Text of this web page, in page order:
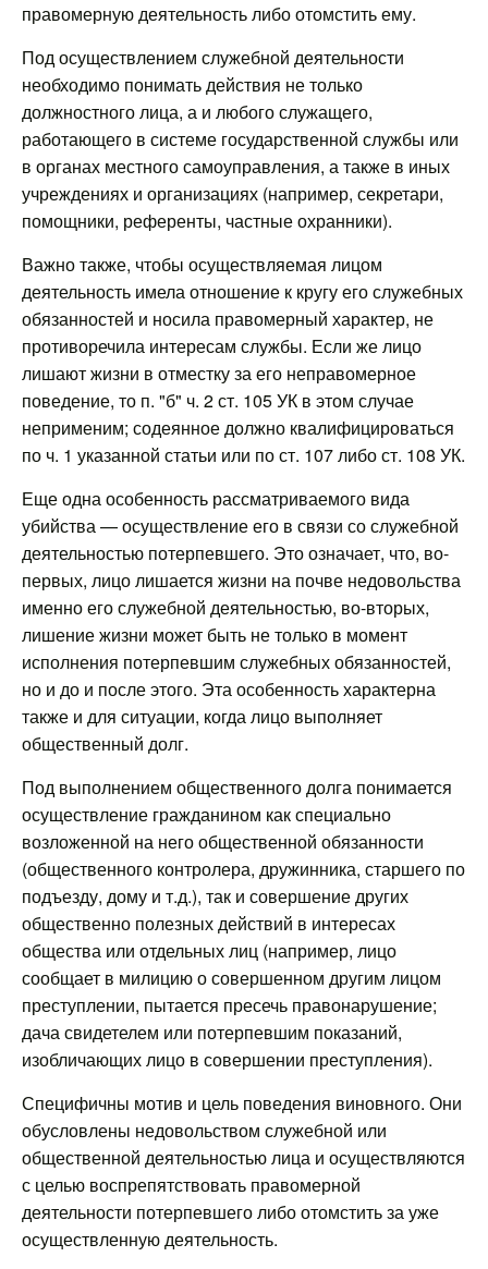
правомерную деятельность либо отомстить ему.
Под осуществлением служебной деятельности
необходимо понимать действия не только
должностного лица, а и любого служащего,
работающего в системе государственной службы или
в органах местного самоуправления, а также в иных
учреждениях и организациях (например, секретари,
помощники, референты, частные охранники).
Важно также, чтобы осуществляемая лицом
деятельность имела отношение к кругу его служебных
обязанностей и носила правомерный характер, не
противоречила интересам службы. Если же лицо
лишают жизни в отместку за его неправомерное
поведение, то п. "б" ч. 2 ст. 105 УК в этом случае
неприменим; содеянное должно квалифицироваться
по ч. 1 указанной статьи или по ст. 107 либо ст. 108 УК.
Еще одна особенность рассматриваемого вида
убийства — осуществление его в связи со служебной
деятельностью потерпевшего. Это означает, что, во-
первых, лицо лишается жизни на почве недовольства
именно его служебной деятельностью, во-вторых,
лишение жизни может быть не только в момент
исполнения потерпевшим служебных обязанностей,
но и до и после этого. Эта особенность характерна
также и для ситуации, когда лицо выполняет
общественный долг.
Под выполнением общественного долга понимается
осуществление гражданином как специально
возложенной на него общественной обязанности
(общественного контролера, дружинника, старшего по
подъезду, дому и т.д.), так и совершение других
общественно полезных действий в интересах
общества или отдельных лиц (например, лицо
сообщает в милицию о совершенном другим лицом
преступлении, пытается пресечь правонарушение;
дача свидетелем или потерпевшим показаний,
изобличающих лицо в совершении преступления).
Специфичны мотив и цель поведения виновного. Они
обусловлены недовольством служебной или
общественной деятельностью лица и осуществляются
с целью воспрепятствовать правомерной
деятельности потерпевшего либо отомстить за уже
осуществленную деятельность.